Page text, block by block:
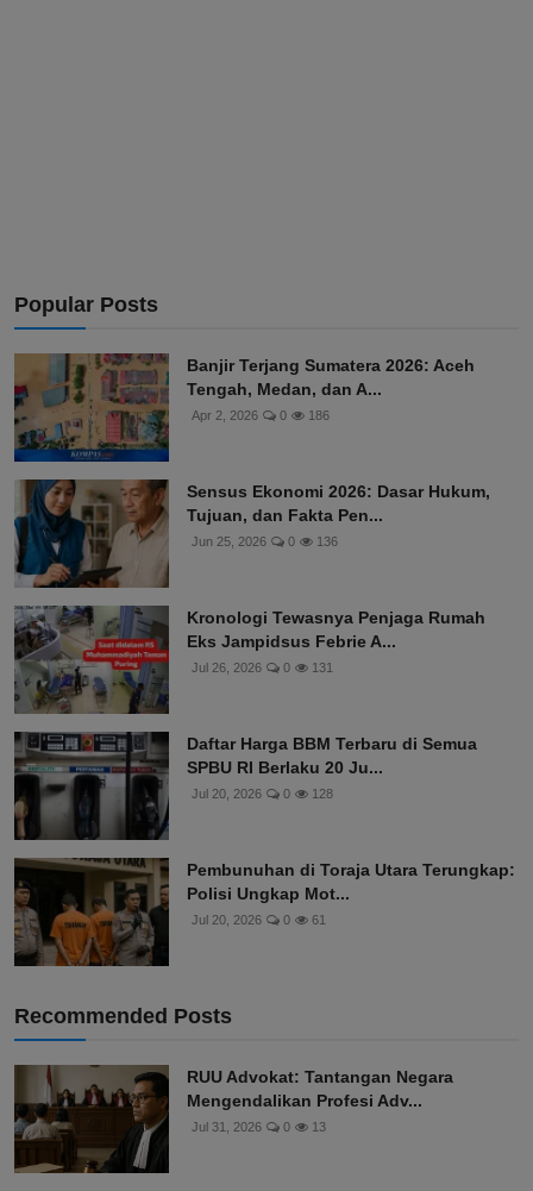
Popular Posts
Banjir Terjang Sumatera 2026: Aceh
Tengah, Medan, dan A...
Apr 2, 2026 0 186
Sensus Ekonomi 2026: Dasar Hukum,
Tujuan, dan Fakta Pen...
Jun 25, 2026 0 136
Kronologi Tewasnya Penjaga Rumah
Eks Jampidsus Febrie A...
Jul 26, 2026 0 131
Daftar Harga BBM Terbaru di Semua
SPBU RI Berlaku 20 Ju...
Jul 20, 2026 0 128
Pembunuhan di Toraja Utara Terungkap:
Polisi Ungkap Mot...
Jul 20, 2026 0 61
Recommended Posts
RUU Advokat: Tantangan Negara
Mengendalikan Profesi Adv...
Jul 31, 2026 0 13